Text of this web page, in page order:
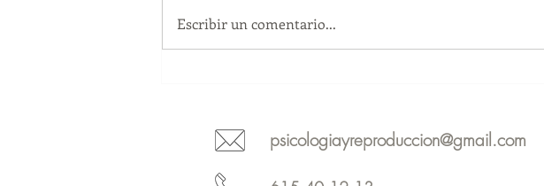
Escribir un comentario...
psicologiayreproduccion@gmail.com